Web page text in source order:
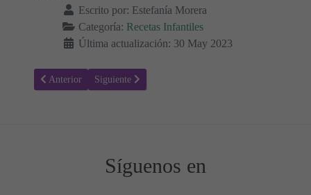
Escrito por: Estefanía Morera
Categoría: Recetas Infantiles
Última actualización: 30 May 2023
Artículo anterior: Arroz con Verduras: Una Opción Nutritiva y
Anterior Artículo siguiente: Tortitas de Garbanzos y Judías:
Siguiente
Síguenos en